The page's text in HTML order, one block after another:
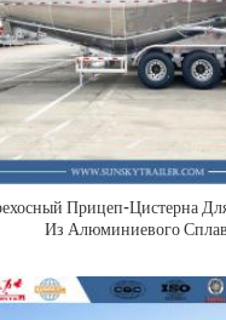
Прицеп-Цистерна
Из Алюминиевого